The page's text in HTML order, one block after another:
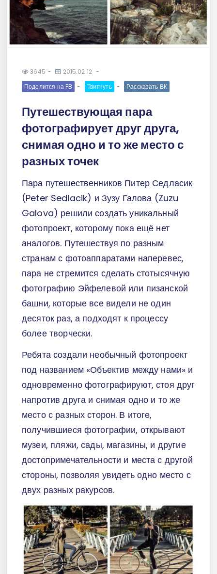
3645
2015.02.12
Поделится на FB
Твитнуть Рассказать ВК
Путешествующая пара
фотографирует друг друга,
снимая одно и то же место с
разных точек
Пара путешественников Питер Седласик
(Peter Sedlacik) и Зузу Галова (Zuzu
Galova) решили создать уникальный
фотопроект, которому пока ещё нет
аналогов. Путешествуя по разным
странам с фотоаппаратами наперевес,
пара не стремится сделать стотысячную
фотографию Эйфелевой или пизанской
башни, которые все видели не один
десяток раз, а подходят к процессу
более творчески.
Ребята создали необычный фотопроект
под названием «Объектив между нами» и
одновременно фотографируют, стоя друг
напротив друга и снимая одно и то же
место с разных сторон. В итоге,
получившиеся фотографии, открывают
музеи, пляжи, сады, магазины, и другие
достопримечательности и места с другой
стороны, позволяя увидеть одно место с
двух разных ракурсов.